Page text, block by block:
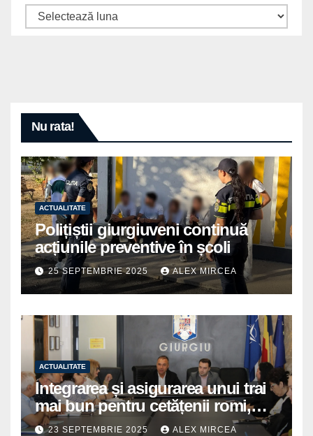
Arhive
Nu rata!
ACTUALITATE
Polițiștii giurgiuveni continuă
acțiunile preventive în școli
25 SEPTEMBRIE 2025 ALEX MIRCEA
ACTUALITATE
Integrarea și asigurarea unui trai
mai bun pentru cetățenii romi,
prioritate pentru instituțiile
23 SEPTEMBRIE 2025 ALEX MIRCEA